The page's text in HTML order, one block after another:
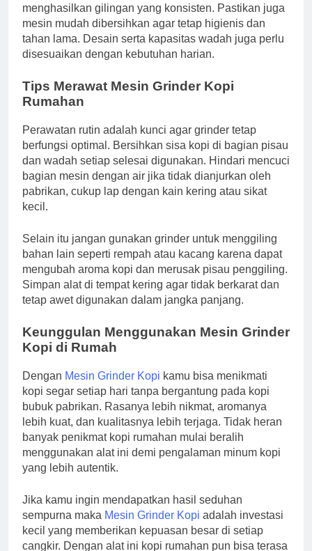
menghasilkan gilingan yang konsisten. Pastikan juga
mesin mudah dibersihkan agar tetap higienis dan
tahan lama. Desain serta kapasitas wadah juga perlu
disesuaikan dengan kebutuhan harian.
Tips Merawat Mesin Grinder Kopi
Rumahan
Perawatan rutin adalah kunci agar grinder tetap
berfungsi optimal. Bersihkan sisa kopi di bagian pisau
dan wadah setiap selesai digunakan. Hindari mencuci
bagian mesin dengan air jika tidak dianjurkan oleh
pabrikan, cukup lap dengan kain kering atau sikat
kecil.
Selain itu jangan gunakan grinder untuk menggiling
bahan lain seperti rempah atau kacang karena dapat
mengubah aroma kopi dan merusak pisau penggiling.
Simpan alat di tempat kering agar tidak berkarat dan
tetap awet digunakan dalam jangka panjang.
Keunggulan Menggunakan Mesin Grinder
Kopi di Rumah
Dengan Mesin Grinder Kopi kamu bisa menikmati
kopi segar setiap hari tanpa bergantung pada kopi
bubuk pabrikan. Rasanya lebih nikmat, aromanya
lebih kuat, dan kualitasnya lebih terjaga. Tidak heran
banyak penikmat kopi rumahan mulai beralih
menggunakan alat ini demi pengalaman minum kopi
yang lebih autentik.
Jika kamu ingin mendapatkan hasil seduhan
sempurna maka Mesin Grinder Kopi adalah investasi
kecil yang memberikan kepuasan besar di setiap
cangkir. Dengan alat ini kopi rumahan pun bisa terasa